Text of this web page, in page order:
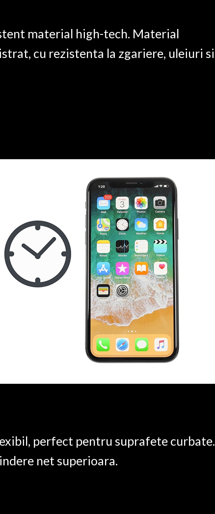
material high-tech. Material
cu rezistenta la zgariere, uleiuri si
perfect pentru suprafete curbate.
net superioara.